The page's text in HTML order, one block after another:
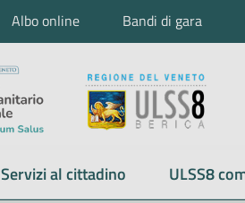
Albo online Bandi di gara
Servizi al cittadino ULSS8